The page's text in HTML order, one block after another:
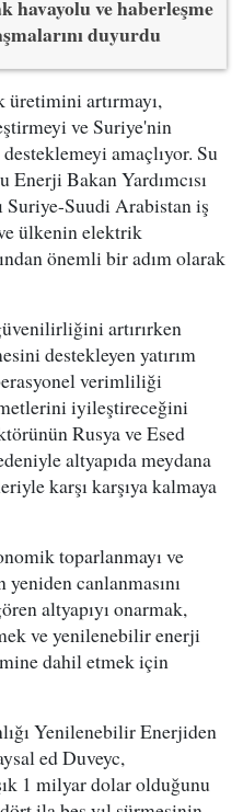
havayolu ve haberleşme
duyurdu
artırmayı,
ve Suriye'nin
amaçlıyor. Su
Bakan Yardımcısı
Suriye-Suudi Arabistan iş
ülkenin elektrik
önemli bir adım olarak
artırırken
destekleyen yatırım
verimliliği
iyileştireceğini
Rusya ve Esed
altyapıda meydana
karşı karşıya kalmaya
toparlanmayı ve
canlanmasını
altyapıyı onarmak,
ve yenilenebilir enerji
dahil etmek için
Yenilenebilir Enerjiden
ed Duveyc,
1 milyar dolar olduğunu